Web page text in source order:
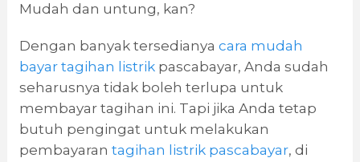
Mudah dan untung, kan?
Dengan banyak tersedianya cara mudah
bayar tagihan listrikpascabayar, Anda sudah
seharusnya tidak boleh terlupa untuk
membayar tagihan ini. Tapi jika Anda tetap
butuh pengingat untuk melakukan
pembayaran tagihan listrik pascabayar, di